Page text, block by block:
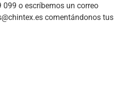
o escríbemos un correo
comentándonos tus